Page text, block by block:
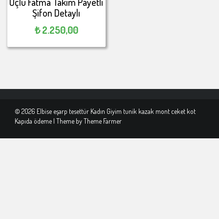
Şifon Detaylı
₺2.250,00
© 2026 Elbise eşarp tesettür Kadın Giyim tunik kazak mont ceket kot
Kapıda ödeme | Theme byTheme Farmer